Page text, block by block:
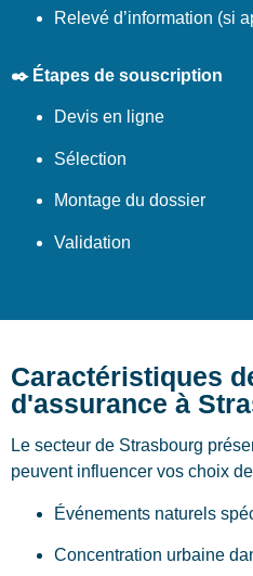
Relevé d’information (si
✒️ Étapes de souscription
Devis en ligne
Sélection
Montage du dossier
Validation
Caractéristiques
d'assurance à
Le secteur de Strasbourg
peuvent influencer vos choix
Événements naturels
Concentration urbaine